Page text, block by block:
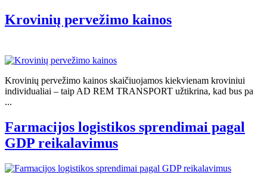
Krovinių pervežimo kainos
Krovinių pervežimo kainos skaičiuojamos kiekvienam kroviniui
individualiai – taip AD REM TRANSPORT užtikrina, kad bus pa
...
Farmacijos logistikos sprendimai pagal
GDP reikalavimus